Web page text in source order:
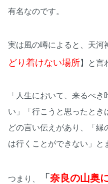
有名なのです。
実は風の噂によると、天河
どり着けない場所】と言
「人生において、来るべ
い」「行こうと思ったとき
どの言い伝えがあり、「縁
は行くことができない」と
つまり、 「 奈良の山奥